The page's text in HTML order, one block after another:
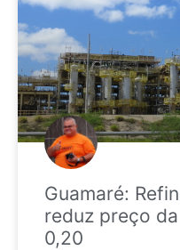
Guamaré:
reduz preço
0,20